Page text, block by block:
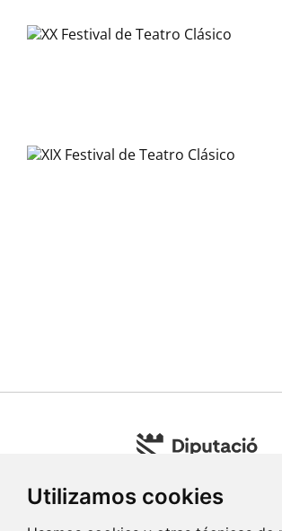
Utilizamos cookies